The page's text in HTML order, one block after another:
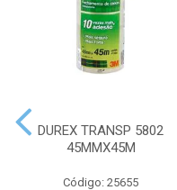
DUREX TRANSP 5802
45MMX45M
Código: 25655